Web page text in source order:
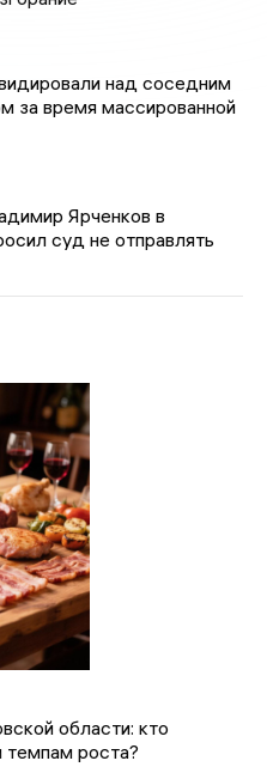
над соседним
за время массированной
Ярченков в
суд не отправлять
области: кто
темпам роста?